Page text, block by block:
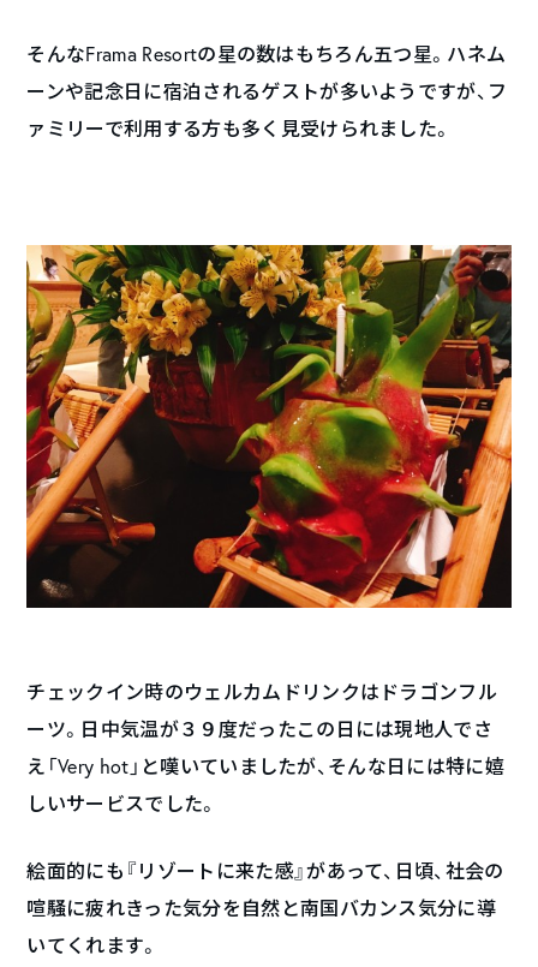
そんなFrama Resortの星の数はもちろん五つ星。ハネム
ーンや記念日に宿泊されるゲストが多いようですが、フ
ァミリーで利用する方も多く見受けられました。
チェックイン時のウェルカムドリンクはドラゴンフル
ーツ。日中気温が３９度だったこの日には現地人でさ
え「Very hot」と嘆いていましたが、そんな日には特に嬉
しいサービスでした。
絵面的にも『リゾートに来た感』があって、日頃、社会の
喧騒に疲れきった気分を自然と南国バカンス気分に導
いてくれます。